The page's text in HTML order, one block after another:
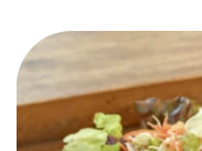
SPECIAL
NEW OPEN